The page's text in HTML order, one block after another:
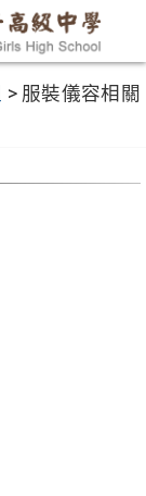
> 服裝儀容相關